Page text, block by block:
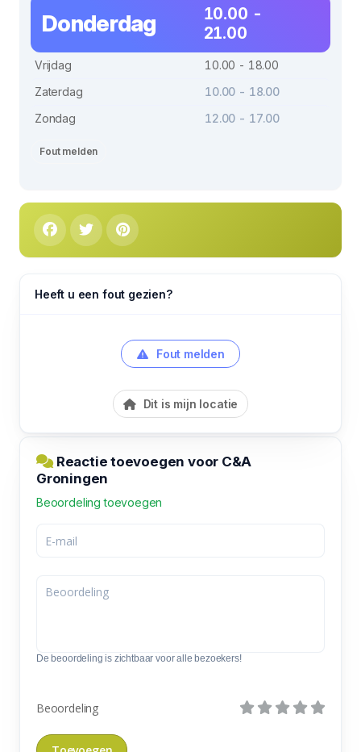
Donderdag
10.00 -
21.00
Vrijdag
10.00 - 18.00
Zaterdag
10.00 - 18.00
Zondag
12.00 - 17.00
Fout melden
Heeft u een fout gezien?
Fout melden
Dit is mijn locatie
Reactie toevoegen voor C&A
Groningen
Beoordeling toevoegen
De beoordeling is zichtbaar voor alle bezoekers!
Beoordeling